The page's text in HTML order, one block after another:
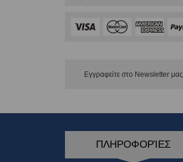
Εγγραφείτε στο Νewsletter μας
ΠΛΗΡΟΦΟΡΊΕΣ